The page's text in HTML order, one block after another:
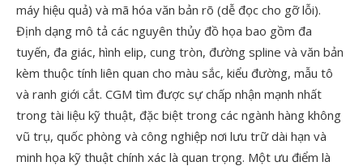
máy hiệu quả) và mã hóa văn bản rõ (dễ đọc cho gỡ lỗi).
Định dạng mô tả các nguyên thủy đồ họa bao gồm đa
tuyến, đa giác, hình elip, cung tròn, đường spline và văn bản
kèm thuộc tính liên quan cho màu sắc, kiểu đường, mẫu tô
và ranh giới cắt. CGM tìm được sự chấp nhận mạnh nhất
trong tài liệu kỹ thuật, đặc biệt trong các ngành hàng không
vũ trụ, quốc phòng và công nghiệp nơi lưu trữ dài hạn và
minh họa kỹ thuật chính xác là quan trọng. Một ưu điểm là